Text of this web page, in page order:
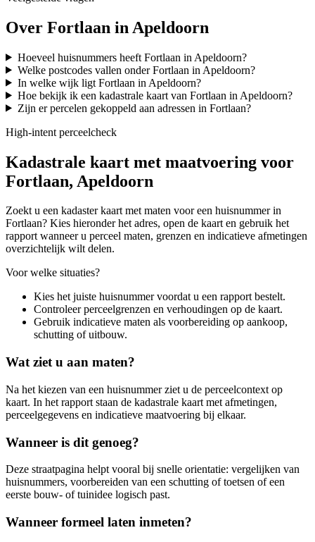
Over Fortlaan in Apeldoorn
Hoeveel huisnummers heeft Fortlaan in Apeldoorn?
Welke postcodes vallen onder Fortlaan in Apeldoorn?
In welke wijk ligt Fortlaan in Apeldoorn?
Hoe bekijk ik een kadastrale kaart van Fortlaan in Apeldoorn?
Zijn er percelen gekoppeld aan adressen in Fortlaan?
High-intent perceelcheck
Kadastrale kaart met maatvoering voor
Fortlaan, Apeldoorn
Zoekt u een kadaster kaart met maten voor een huisnummer in
Fortlaan? Kies hieronder het adres, open de kaart en gebruik het
rapport wanneer u perceel maten, grenzen en indicatieve afmetingen
overzichtelijk wilt delen.
Voor welke situaties?
Kies het juiste huisnummer voordat u een rapport bestelt.
Controleer perceelgrenzen en verhoudingen op de kaart.
Gebruik indicatieve maten als voorbereiding op aankoop,
schutting of uitbouw.
Wat ziet u aan maten?
Na het kiezen van een huisnummer ziet u de perceelcontext op
kaart. In het rapport staan de kadastrale kaart met afmetingen,
perceelgegevens en indicatieve maatvoering bij elkaar.
Wanneer is dit genoeg?
Deze straatpagina helpt vooral bij snelle orientatie: vergelijken van
huisnummers, voorbereiden van een schutting of toetsen of een
eerste bouw- of tuinidee logisch past.
Wanneer formeel laten inmeten?